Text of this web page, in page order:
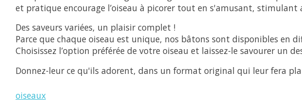
et pratique encourage l’oiseau à picorer tout en s'amusant,
Des saveurs variées, un plaisir complet !
Parce que chaque oiseau est unique, nos bâtons sont disponibles en
Choisissez l’option préférée de votre oiseau et laissez-le savourer un
Donnez-leur ce qu'ils adorent, dans un format original qui leur fera
oiseaux